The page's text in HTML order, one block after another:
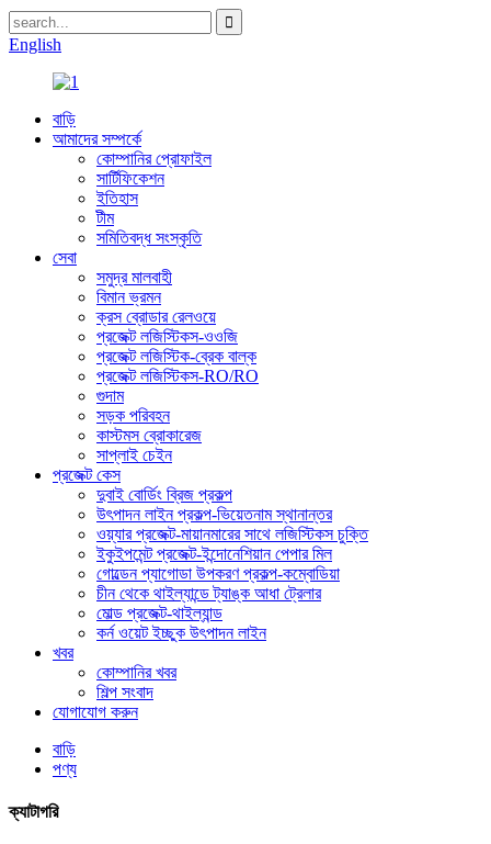
English
বাড়ি
আমাদের সম্পর্কে
কোম্পানির প্রোফাইল
সার্টিফিকেশন
ইতিহাস
টীম
সমিতিবদ্ধ সংস্কৃতি
সেবা
সমুদ্র মালবাহী
বিমান ভ্রমন
ক্রস ব্রোডার রেলওয়ে
প্রজেক্ট লজিস্টিকস-ওওজি
প্রজেক্ট লজিস্টিক-ব্রেক বাল্ক
প্রজেক্ট লজিস্টিকস-RO/RO
গুদাম
সড়ক পরিবহন
কাস্টমস ব্রোকারেজ
সাপ্লাই চেইন
প্রজেক্ট কেস
দুবাই বোর্ডিং ব্রিজ প্রকল্প
উৎপাদন লাইন প্রকল্প-ভিয়েতনাম স্থানান্তর
ওয়্যার প্রজেক্ট-মায়ানমারের সাথে লজিস্টিকস চুক্তি
ইকুইপমেন্ট প্রজেক্ট-ইন্দোনেশিয়ান পেপার মিল
গোল্ডেন প্যাগোডা উপকরণ প্রকল্প-কম্বোডিয়া
চীন থেকে থাইল্যান্ডে ট্যাঙ্ক আধা ট্রেলার
মোল্ড প্রজেক্ট-থাইল্যান্ড
কর্ন ওয়েট ইচ্ছুক উৎপাদন লাইন
খবর
কোম্পানির খবর
শিল্প সংবাদ
যোগাযোগ করুন
বাড়ি
পণ্য
ক্যাটাগরি